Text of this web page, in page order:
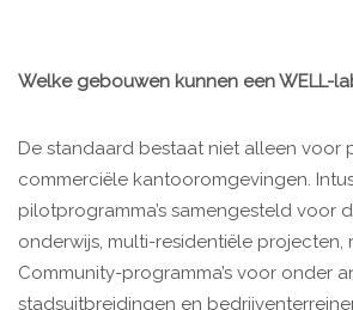
Welke gebouwen kunnen een WELL-
De standaard bestaat niet alleen voor
commerciële kantooromgevingen.
pilotprogramma’s samengesteld voor
onderwijs, multi-residentiële projecten,
Community-programma’s voor onder
stadsuitbreidingen en